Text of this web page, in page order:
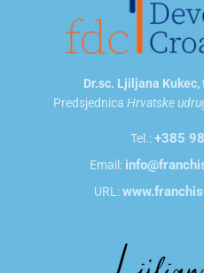
Dr.sc. Ljiljana
Predsjednica Hrvatske
Tel.:+385
Email:
URL: